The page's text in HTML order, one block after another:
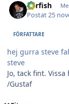
garfish
Postat25
FÖRFATTARE
hej gurra steve
steve
Jo, tack fint.
/Gustaf